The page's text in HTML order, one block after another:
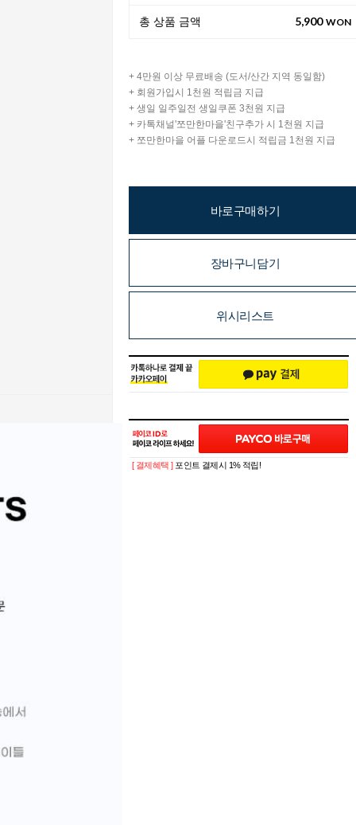
총 상품 금액 5,900 WON
+ 4만원 이상 무료배송 (도서/산간 지역 동일함)
+ 회원가입시 1천원 적립금 지급
+ 생일 일주일전 생일쿠폰 3천원 지급
+ 카톡채널'쪼만한마을'친구추가 시 1천원 지급
+ 쪼만한마을 어플 다운로드시 적립금 1천원 지급
바로구매하기
장바구니담기
위시리스트
[ 결제혜택 ] 포인트 결제시 1% 적립!